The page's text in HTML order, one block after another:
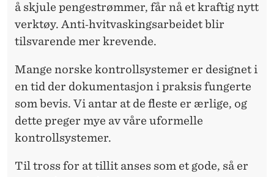
å skjule pengestrømmer, får nå et kraftig nytt
verktøy. Anti‑hvitvaskingsarbeidet blir
tilsvarende mer krevende.
Mange norske kontrollsystemer er designet i
en tid der dokumentasjon i praksis fungerte
som bevis. Vi antar at de fleste er ærlige, og
dette preger mye av våre uformelle
kontrollsystemer.
Til tross for at tillit anses som et gode, så er